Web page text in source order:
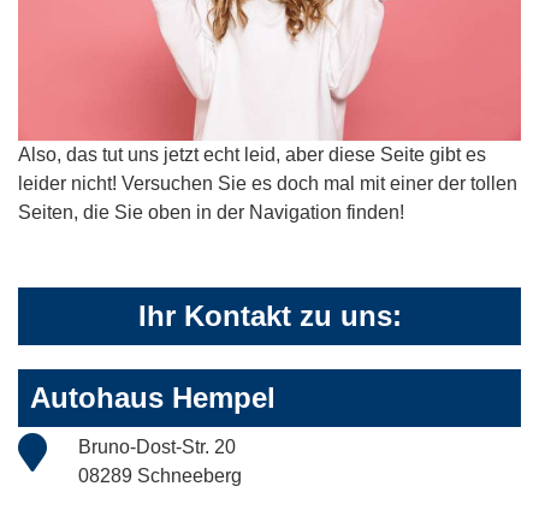
Also, das tut uns jetzt echt leid, aber diese Seite gibt es
leider nicht! Versuchen Sie es doch mal mit einer der tollen
Seiten, die Sie oben in der Navigation finden!
Ihr Kontakt zu uns:
Autohaus Hempel
Bruno-Dost-Str. 20
08289 Schneeberg